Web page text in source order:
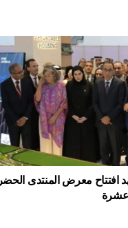
افتتاح معرض المنتدى
عشرة